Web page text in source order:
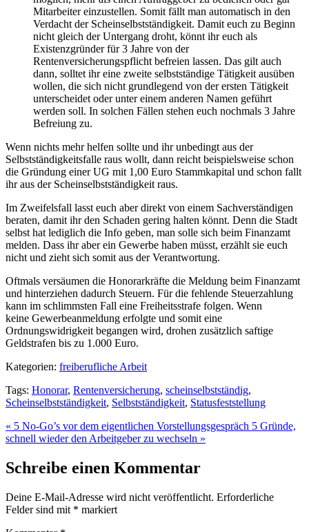
Mitarbeiter einzustellen. Somit fällt man automatisch in den
Verdacht der Scheinselbstständigkeit. Damit euch zu Beginn
nicht gleich der Untergang droht, könnt ihr euch als
Existenzgründer für 3 Jahre von der
Rentenversicherungspflicht befreien lassen. Das gilt auch
dann, solltet ihr eine zweite selbstständige Tätigkeit ausüben
wollen, die sich nicht grundlegend von der ersten Tätigkeit
unterscheidet oder unter einem anderen Namen geführt
werden soll. In solchen Fällen stehen euch nochmals 3 Jahre
Befreiung zu.
Wenn nichts mehr helfen sollte und ihr unbedingt aus der
Selbstständigkeitsfalle raus wollt, dann reicht beispielsweise schon
die Gründung einer UG mit 1,00 Euro Stammkapital und schon fallt
ihr aus der Scheinselbstständigkeit raus.
Im Zweifelsfall lasst euch aber direkt von einem Sachverständigen
beraten, damit ihr den Schaden gering halten könnt. Denn die Stadt
selbst hat lediglich die Info geben, man solle sich beim Finanzamt
melden. Dass ihr aber ein Gewerbe haben müsst, erzählt sie euch
nicht und zieht sich somit aus der Verantwortung.
Oftmals versäumen die Honorarkräfte die Meldung beim Finanzamt
und hinterziehen dadurch Steuern. Für die fehlende Steuerzahlung
kann im schlimmsten Fall eine Freiheitsstrafe folgen. Wenn
keine Gewerbeanmeldung erfolgte und somit eine
Ordnungswidrigkeit begangen wird, drohen zusätzlich saftige
Geldstrafen bis zu 1.000 Euro.
Kategorien: freiberufliche Arbeit
Tags: Honorar, Rentenversicherung, scheinselbstständig,
Scheinselbstständigkeit, Selbstständigkeit, Statusfeststellung
« 5 No-Go’s vor dem eigentlichen Vorstellungsgespräch 5 Gründe,
schnell wieder den Arbeitgeber zu wechseln »
Schreibe einen Kommentar
Deine E-Mail-Adresse wird nicht veröffentlicht. Erforderliche
Felder sind mit * markiert